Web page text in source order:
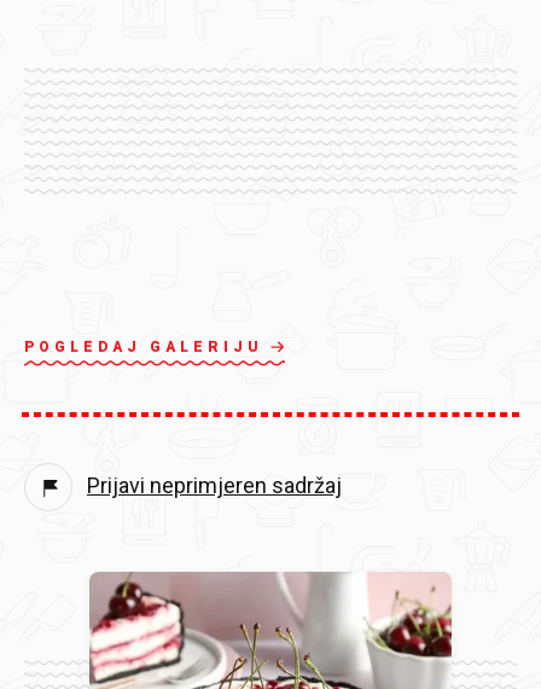
POGLEDAJ GALERIJU
Prijavi neprimjeren sadržaj